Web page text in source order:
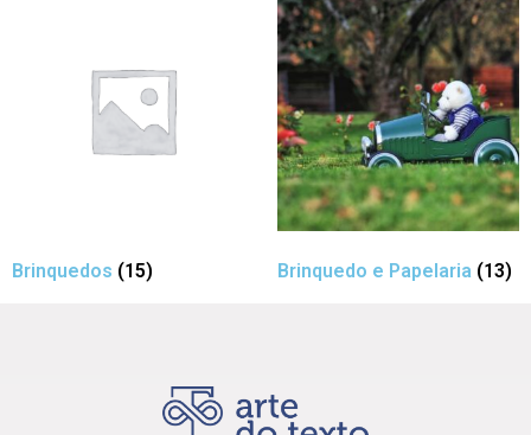
Brinquedos (15) Brinquedo e Papelaria (13)